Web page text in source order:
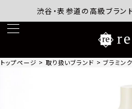
渋谷・表参道の高級ブランド
トップページ 取り扱いブランド ブラミンク